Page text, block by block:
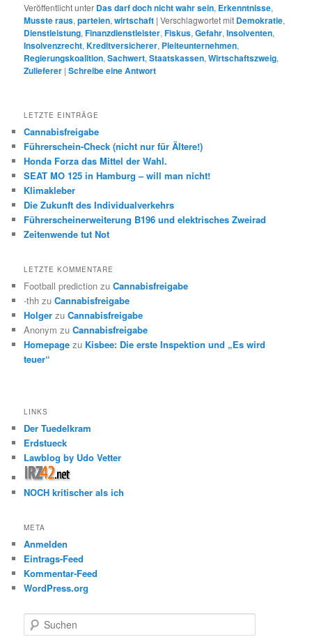
Veröffentlicht unter Das darf doch nicht wahr sein, Erkenntnisse,
Musste raus,parteien,wirtschaft |Verschlagwortet mit Demokratie,
Dienstleistung,Finanzdienstleister,Fiskus,Gefahr,Insolventen,
Insolvenzrecht,Kreditversicherer, Pleiteunternehmen,
Regierungskoalition,Sachwert,Staatskassen,Wirtschaftszweig,
Zulieferer |Schreibe eine Antwort
LETZTE EINTRÄGE
Cannabisfreigabe
Führerschein-Check (nicht nur für Ältere!)
Honda Forza das Mittel der Wahl.
SEAT MO 125 in Hamburg – will man nicht!
Klimakleber
Die Zukunft des Individualverkehrs
Führerscheinerweiterung B196 und elektrisches Zweirad
Zeitenwende tut Not
LETZTE KOMMENTARE
Football prediction zuCannabisfreigabe
-thh zuCannabisfreigabe
Holger zuCannabisfreigabe
Anonym zuCannabisfreigabe
Homepage zu Kisbee: Die erste Inspektion und „Es wird
teuer“
LINKS
Der Tuedelkram
Erdstueck
Lawblog by Udo Vetter
NOCH kritischer als ich
META
Anmelden
Eintrags-Feed
Kommentar-Feed
WordPress.org
u